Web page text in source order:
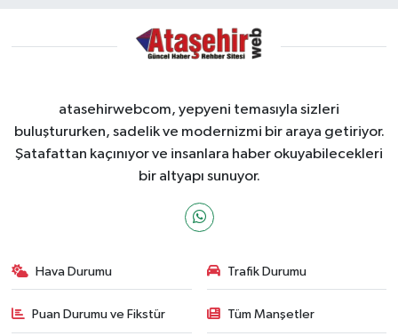
atasehirwebcom, yepyeni temasıyla sizleri
buluştururken, sadelik ve modernizmi bir araya getiriyor.
Şatafattan kaçınıyor ve insanlara haber okuyabilecekleri
bir altyapı sunuyor.
Hava Durumu Trafik Durumu
Puan Durumu ve Fikstür Tüm Manşetler